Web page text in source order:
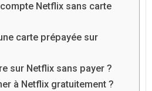
Netflix sans carte
carte prépayée sur
sur Netflix sans payer ?
à Netflix gratuitement ?